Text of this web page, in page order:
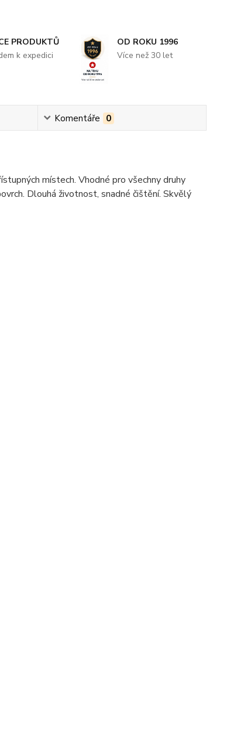
PRODUKTŮ
k expedici
OD ROKU 1996
Více než 30 let
Komentáře 0
místech. Vhodné pro všechny druhy
Dlouhá životnost, snadné čištění. Skvělý